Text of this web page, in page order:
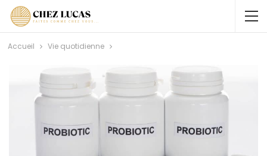
Accueil Vie quotidienne